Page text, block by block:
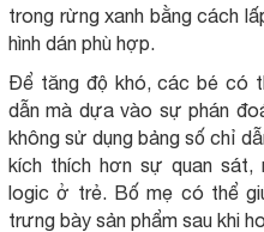
trong rừng xanh bằng cách
hình dán phù hợp.
Để tăng độ khó, các bé có
dẫn mà dựa vào sự phán
không sử dụng bảng số chỉ
kích thích hơn sự quan sát,
logic ở trẻ. Bố mẹ có thể
trưng bày sản phẩm sau khi